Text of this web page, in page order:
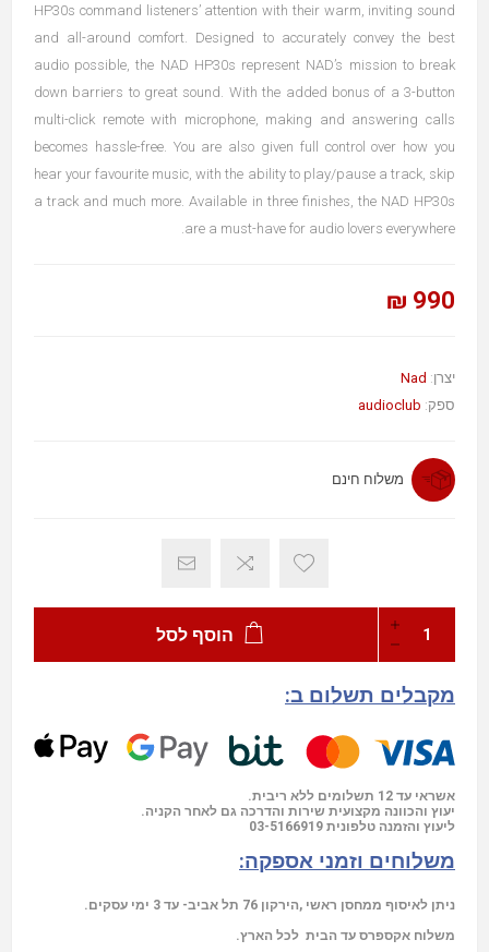
HP30s command listeners’ attention with their warm, inviting sound
and all-around comfort. Designed to accurately convey the best
audio possible, the NAD HP30s represent NAD’s mission to break
down barriers to great sound. With the added bonus of a 3-button
multi-click remote with microphone, making and answering calls
becomes hassle-free. You are also given full control over how you
hear your favourite music, with the ability to play/pause a track, skip
a track and much more. Available in three finishes, the NAD HP30s
are a must-have for audio lovers everywhere.
990 ₪
יצרן: Nad
ספק: audioclub
משלוח חינם
הוסף לסל
מקבלים תשלום ב:
אשראי עד 12 תשלומים ללא ריבית.
יעוץ והכוונה מקצועית שירות והדרכה גם לאחר הקניה.
ליעוץ והזמנה טלפונית 03-5166919
משלוחים וזמני אספקה:
ניתן לאיסוף ממחסן ראשי ,הירקון 76 תל אביב- עד 3 ימי עסקים.
משלוח אקספרס עד הבית לכל הארץ.